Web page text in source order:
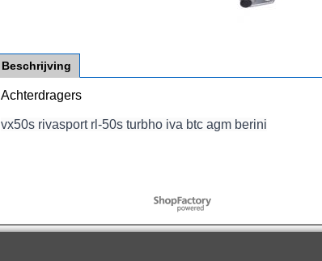
Beschrijving
Achterdragers
vx50s rivasport rl-50s turbho iva btc agm berini
Webwinkel gemaakt met
ShopFactory webwinkel